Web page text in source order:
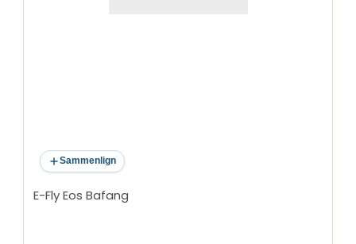
Sammenlign
E-Fly Eos Bafang